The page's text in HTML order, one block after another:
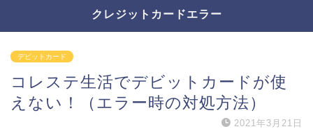
クレジットカードエラー
デビットカード
コレステ生活でデビットカードが使
えない！（エラー時の対処方法）
2021年3月21日